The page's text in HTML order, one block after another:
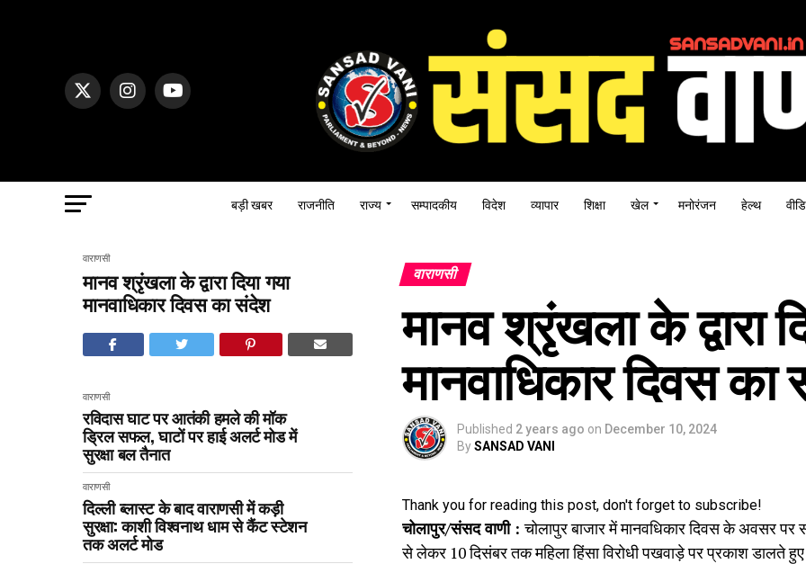
बड़ी खबर राजनीति राज्य सम्पादकीय विदेश व्यापार शिक्षा खेल मनोरंजन हेल्थ
वाराणसी
मानव श्रृंखला के द्वारा दिया गया
मानवाधिकार दिवस का संदेश
वाराणसी
रविदास घाट पर आतंकी हमले की मॉक
ड्रिल सफल, घाटों पर हाई अलर्ट मोड में
सुरक्षा बल तैनात
वाराणसी
दिल्ली ब्लास्ट के बाद वाराणसी में कड़ी
सुरक्षा: काशी विश्वनाथ धाम से कैंट स्टेशन
तक अलर्ट मोड
वाराणसी
मानव श्रृंखला के द्वारा
मानवाधिकार दिवस
Published 2 years ago on December 10, 2024
BySANSAD VANI
Thank you for reading this post, don't forget to subscribe!
चोलापुर/संसद वाणी :चोलापुर बाजार में मानवधिकार दिवस के अवसर पर
से लेकर 10 दिसंबर तक महिला हिंसा विरोधी पखवाड़े पर प्रकाश डालते हुए